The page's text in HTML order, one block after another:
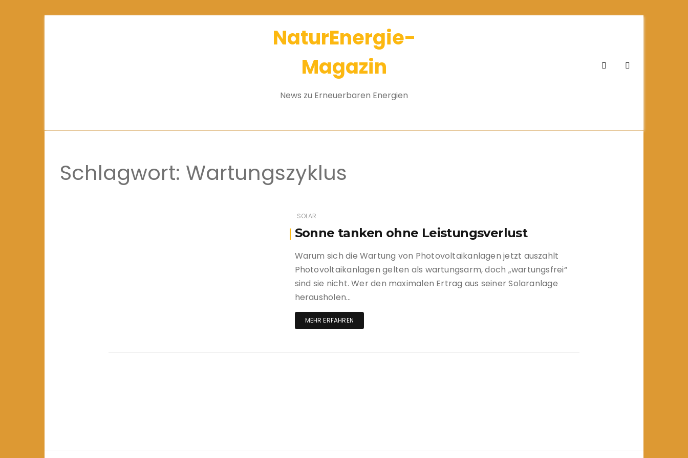
NaturEnergie-
Magazin
News zu Erneuerbaren Energien
Schlagwort: Wartungszyklus
SOLAR
Sonne tanken ohne Leistungsverlust
Warum sich die Wartung von Photovoltaikanlagen jetzt auszahlt
Photovoltaikanlagen gelten als wartungsarm, doch „wartungsfrei“
sind sie nicht. Wer den maximalen Ertrag aus seiner Solaranlage
herausholen…
MEHR ERFAHREN